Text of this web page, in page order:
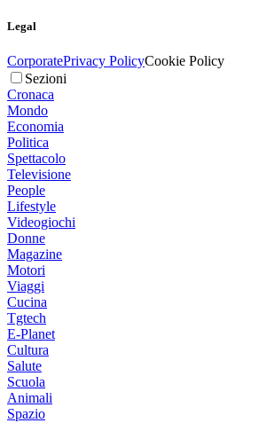
Legal
CorporatePrivacy PolicyCookie Policy
Sezioni
Cronaca
Mondo
Economia
Politica
Spettacolo
Televisione
People
Lifestyle
Videogiochi
Donne
Magazine
Motori
Viaggi
Cucina
Tgtech
E-Planet
Cultura
Salute
Scuola
Animali
Spazio